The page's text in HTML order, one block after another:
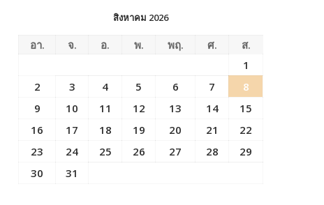
สิงหาคม 2026
อา. จ. อ. พ. พฤ. ศ.
ส.
1
2
3 4 5 6 7
8
9
10 11 12 13 14
15
16
17 18 19 20 21
22
23
24 25 26 27 28
29
30
31